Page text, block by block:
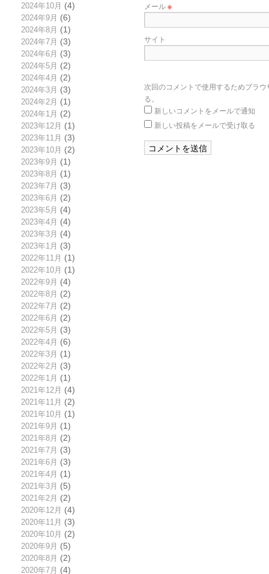
2024年10月 (4)
2024年9月 (6)
2024年8月 (1)
2024年7月 (3)
2024年6月 (3)
2024年5月 (2)
2024年4月 (2)
2024年3月 (3)
2024年2月 (1)
2024年1月 (2)
2023年12月 (1)
2023年11月 (3)
2023年10月 (2)
2023年9月 (1)
2023年8月 (1)
2023年7月 (3)
2023年6月 (2)
2023年5月 (4)
2023年4月 (4)
2023年3月 (4)
2023年1月 (3)
2022年11月 (1)
2022年10月 (1)
2022年9月 (4)
2022年8月 (2)
2022年7月 (2)
2022年6月 (2)
2022年5月 (3)
2022年4月 (6)
2022年3月 (1)
2022年2月 (3)
2022年1月 (1)
2021年12月 (4)
2021年11月 (2)
2021年10月 (1)
2021年9月 (1)
2021年8月 (2)
2021年7月 (3)
2021年6月 (3)
2021年4月 (1)
2021年3月 (5)
2021年2月 (2)
2020年12月 (4)
2020年11月 (3)
2020年10月 (2)
2020年9月 (5)
2020年8月 (2)
2020年7月 (4)
メール※
サイト
次回のコメントで使用するためブラ
る。
新しいコメントをメールで通知
新しい投稿をメールで受け取る